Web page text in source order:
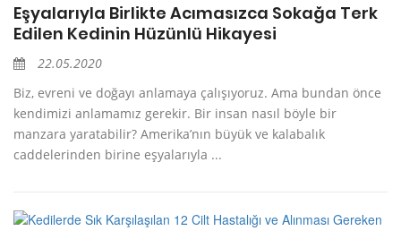
Eşyalarıyla Birlikte Acımasızca Sokağa Terk
Edilen Kedinin Hüzünlü Hikayesi
22.05.2020
Biz, evreni ve doğayı anlamaya çalışıyoruz. Ama bundan önce
kendimizi anlamamız gerekir. Bir insan nasıl böyle bir
manzara yaratabilir? Amerika’nın büyük ve kalabalık
caddelerinden birine eşyalarıyla ...